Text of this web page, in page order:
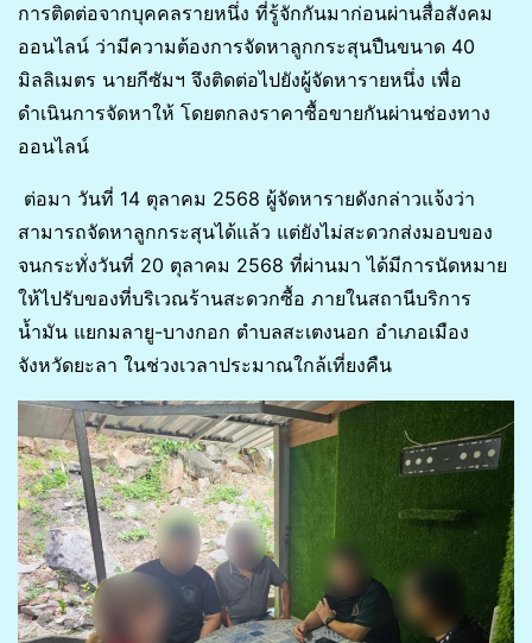
การติดต่อจากบุคคลรายหนึ่ง ที่รู้จักกันมาก่อนผ่านสื่อสังคม
ออนไลน์ ว่ามีความต้องการจัดหาลูกกระสุนปืนขนาด 40
มิลลิเมตร นายกีซัมฯ จึงติดต่อไปยังผู้จัดหารายหนึ่ง เพื่อ
ดำเนินการจัดหาให้ โดยตกลงราคาซื้อขายกันผ่านช่องทาง
ออนไลน์
ต่อมา วันที่ 14 ตุลาคม 2568 ผู้จัดหารายดังกล่าวแจ้งว่า
สามารถจัดหาลูกกระสุนได้แล้ว แต่ยังไม่สะดวกส่งมอบของ
จนกระทั่งวันที่ 20 ตุลาคม 2568 ที่ผ่านมา ได้มีการนัดหมาย
ให้ไปรับของที่บริเวณร้านสะดวกซื้อ ภายในสถานีบริการ
น้ำมัน แยกมลายู-บางกอก ตำบลสะเตงนอก อำเภอเมือง
จังหวัดยะลา ในช่วงเวลาประมาณใกล้เที่ยงคืน